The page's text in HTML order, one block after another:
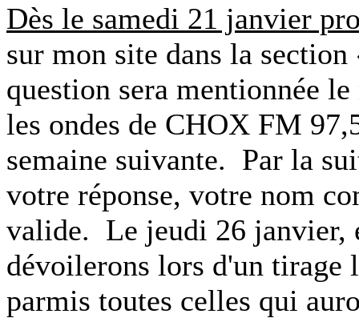
Dès le samedi 21 janvier
sur mon site dans la
question sera mentionnée
les ondes de CHOX FM
semaine suivante. Par la
votre réponse, votre nom
valide. Le jeudi 26 janvier,
dévoilerons lors d'un tirage
parmis toutes celles qui